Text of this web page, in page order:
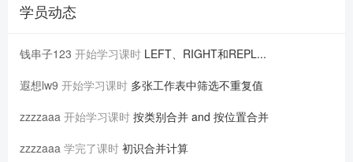
学员动态
钱串子123 开始学习课时 LEFT、RIGHT和REPL...
遐想lw9 开始学习课时 多张工作表中筛选不重复值
zzzzaaa 开始学习课时 按类别合并 and 按位置合并
zzzzaaa 学完了课时 初识合并计算